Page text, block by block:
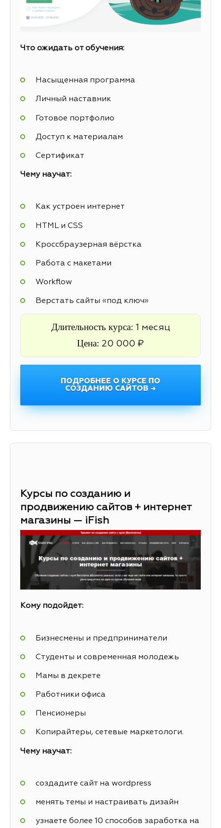
Что ожидать от обучения:
Насыщенная программа
Личный наставник
Готовое портфолио
Доступ к материалам
Сертификат
Чему научат:
Как устроен интернет
HTML и CSS
Кроссбраузерная вёрстка
Работа с макетами
Workflow
Верстать сайты «под ключ»
Длительность курса: 1 месяц
Цена: 20 000 ₽
ПОДРОБНЕЕ О КУРСЕ ПО
СОЗДАНИЮ САЙТОВ →
Курсы по созданию и
продвижению сайтов + интернет
магазины — iFish
Кому подойдет:
Бизнесмены и предприниматели
Студенты и современная молодежь
Мамы в декрете
Работники офиса
Пенсионеры
Копирайтеры, сетевые маркетологи.
Чему научат:
создадите сайт на wordpress
менять темы и настраивать дизайн
узнаете более 10 способов заработка на